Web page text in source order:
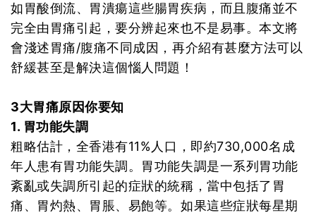
如胃酸倒流、胃潰瘍這些腸胃疾病，而且腹痛並不
完全由胃痛引起，要分辨起來也不是易事。本文將
會淺述胃痛/腹痛不同成因，再介紹有甚麼方法可以
舒緩甚至是解決這個惱人問題！
3大胃痛原因你要知
1. 胃功能失調
粗略估計，全香港有11%人口，即約730,000名成
年人患有胃功能失調。胃功能失調是一系列胃功能
紊亂或失調所引起的症狀的統稱，當中包括了胃
痛、胃灼熱、胃脹、易飽等。如果這些症狀每星期